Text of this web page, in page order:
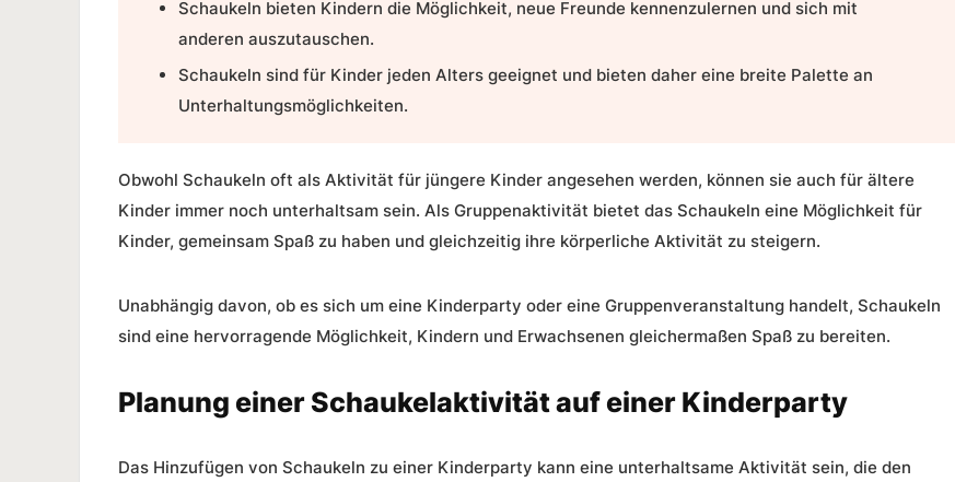
Schaukeln bieten Kindern die Möglichkeit, neue Freunde kennenzulernen und sich mit
anderen auszutauschen.
Schaukeln sind für Kinder jeden Alters geeignet und bieten daher eine breite Palette an
Unterhaltungsmöglichkeiten.
Obwohl Schaukeln oft als Aktivität für jüngere Kinder angesehen werden, können sie auch für ältere
Kinder immer noch unterhaltsam sein. Als Gruppenaktivität bietet das Schaukeln eine Möglichkeit für
Kinder, gemeinsam Spaß zu haben und gleichzeitig ihre körperliche Aktivität zu steigern.
Unabhängig davon, ob es sich um eine Kinderparty oder eine Gruppenveranstaltung handelt, Schaukeln
sind eine hervorragende Möglichkeit, Kindern und Erwachsenen gleichermaßen Spaß zu bereiten.
Planung einer Schaukelaktivität auf einer Kinderparty
Das Hinzufügen von Schaukeln zu einer Kinderparty kann eine unterhaltsame Aktivität sein, die den